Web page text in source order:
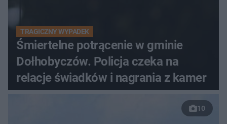
TRAGICZNY WYPADEK
Śmiertelne potrącenie w gminie
Dołhobyczów. Policja czeka na
relacje świadków i nagrania z kamer
10